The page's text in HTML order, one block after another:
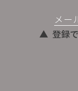
メー
登録